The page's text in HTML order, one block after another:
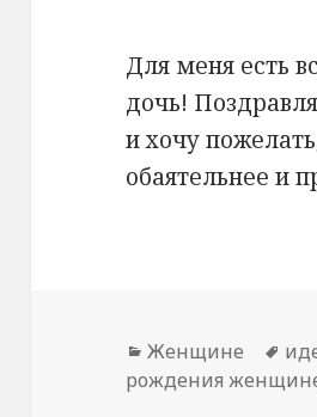
Для меня есть
дочь!
и хочу
обаятельнее и
Рубрики
Женщине
рождения